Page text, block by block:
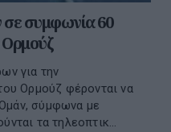
σε συμφωνία 60
για την
Ορμούζ φέρονται να
Ομάν, σύμφωνα με
τα τηλεοπτικ...